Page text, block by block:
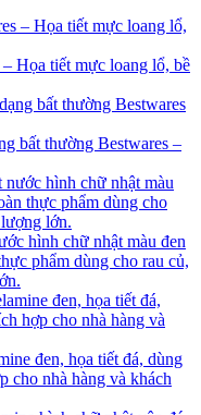
Họa tiết mực loang lổ, bề
bất thường Bestwares –
hình chữ nhật màu đen
phẩm dùng cho rau củ,
đen, họa tiết đá, dùng
cho nhà hàng và khách